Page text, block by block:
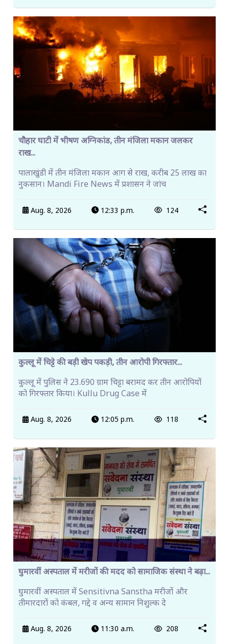
चौहार घाटी में भीषण अग्निकांड, तीन मंजिला मकान जलकर
राख...
पालाखुंडी में तीन मंजिला मकान आग से राख, करीब 25 लाख का
नुकसान। Mandi Fire News में प्रशासन ने जांच
Aug. 8, 2026 12:33 p.m. 124
कुल्लू में चिट्टे की बड़ी खेप पकड़ी, तीन आरोपी गिरफ्तार...
कुल्लू में पुलिस ने 23.690 ग्राम चिट्टा बरामद कर तीन आरोपियों
को गिरफ्तार किया। Kullu Drug Case में
Aug. 8, 2026 12:05 p.m. 118
घुमारवीं अस्पताल में मरीजों की मदद को सामाजिक संस्था ने बढ़ा...
घुमारवीं अस्पताल में Sensitivna Sanstha मरीजों और
तीमारदारों को कंबल, गद्दे व अन्य सामान निशुल्क दे
Aug. 8, 2026 11:30 a.m. 208